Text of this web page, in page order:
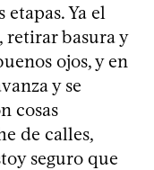
Ya el
retirar basura y
ojos, y en
y se
cosas
de calles,
seguro que